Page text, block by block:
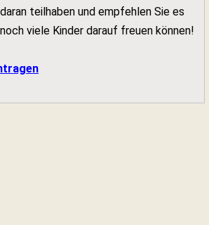
teilhaben und empfehlen Sie es
viele Kinder darauf freuen können!